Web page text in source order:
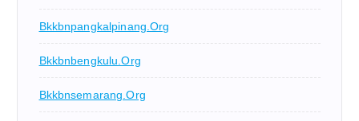
Bkkbnpangkalpinang.org
Bkkbnbengkulu.org
Bkkbnsemarang.org